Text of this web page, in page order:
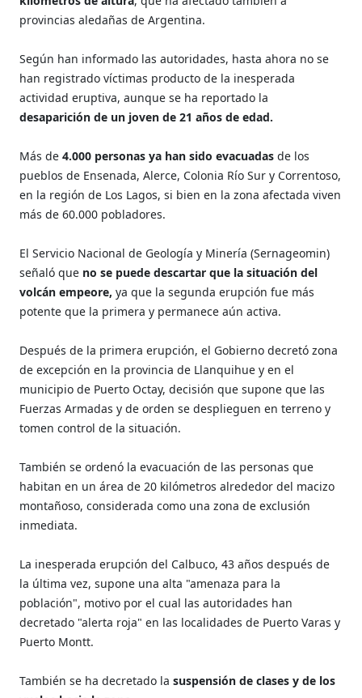
provincias aledañas de Argentina.
Según han informado las autoridades, hasta ahora no se
han registrado víctimas producto de la inesperada
actividad eruptiva, aunque se ha reportado la
desaparición de un joven de 21 años de edad.
Más de4.000 personas ya han sido evacuadas de los
pueblos de Ensenada, Alerce, Colonia Río Sur y Correntoso,
en la región de Los Lagos, si bien en la zona afectada viven
más de 60.000 pobladores.
El Servicio Nacional de Geología y Minería (Sernageomin)
señaló que no se puede descartar que la situación del
volcán empeore, ya que la segunda erupción fue más
potente que la primera y permanece aún activa.
Después de la primera erupción, el Gobierno decretó zona
de excepción en la provincia de Llanquihue y en el
municipio de Puerto Octay, decisión que supone que las
Fuerzas Armadas y de orden se desplieguen en terreno y
tomen control de la situación.
También se ordenó la evacuación de las personas que
habitan en un área de 20 kilómetros alrededor del macizo
montañoso, considerada como una zona de exclusión
inmediata.
La inesperada erupción del Calbuco, 43 años después de
la última vez, supone una alta "amenaza para la
población", motivo por el cual las autoridades han
decretado "alerta roja" en las localidades de Puerto Varas y
Puerto Montt.
También se ha decretado lasuspensión de clases y de los